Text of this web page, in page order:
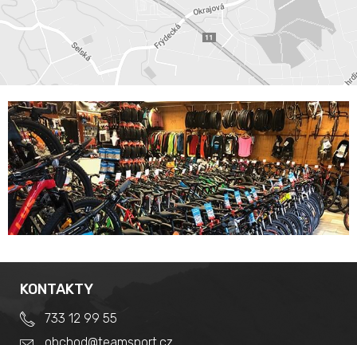
KONTAKTY
733 12 99 55
obchod@teamsport.cz